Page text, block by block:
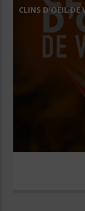
CLINS D’OEIL DE